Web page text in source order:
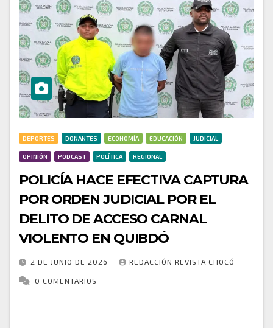
DEPORTES DONANTES ECONOMÍA EDUCACIÓN JUDICIAL
OPINIÓN PODCAST POLÍTICA REGIONAL
POLICÍA HACE EFECTIVA CAPTURA
POR ORDEN JUDICIAL POR EL
DELITO DE ACCESO CARNAL
VIOLENTO EN QUIBDÓ
2 DE JUNIO DE 2026 REDACCIÓN REVISTA CHOCÓ
0 COMENTARIOS